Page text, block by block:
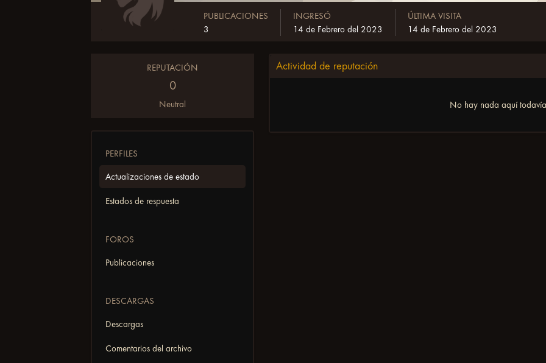
PUBLICACIONES
3
INGRESÓ
14 de Febrero del 2023
ÚLTIMA VISITA
14 de Febrero del 2023
REPUTACIÓN
0
Neutral
PERFILES
Actualizaciones de estado
Estados de respuesta
FOROS
Publicaciones
DESCARGAS
Descargas
Comentarios del archivo
Actividad de reputación
No hay nada aquí